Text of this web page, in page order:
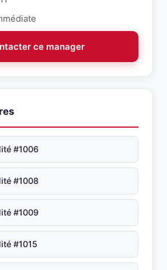
ce manager
#1006
#1008
#1009
#1015